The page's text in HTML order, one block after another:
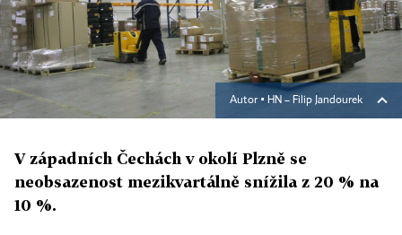
Autor ▪ HN – Filip Jandourek
V západních Čechách v okolí Plzně se
neobsazenost mezikvartálně snížila z 20 % na
10 %.